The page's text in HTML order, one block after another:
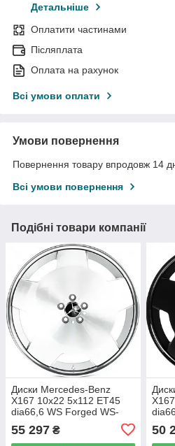
Детальніше
Оплатити частинами
Післяплата
Оплата на рахунок
Всі умови оплати
Умови повернення
Повернення товару впродовж 14
Всі умови повернення
Подібні товари компанії
Диски Mercedes-Benz
X167 10x22 5x112 ET45
dia66,6 WS Forged WS-
55 297 ₴ 50